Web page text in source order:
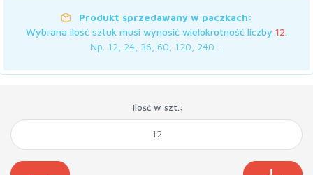
Produkt sprzedawany w paczkach:
Wybrana ilość sztuk musi wynosić wielokrotność liczby 12.
Np. 12, 24, 36, 60, 120, 240 ...
Ilość w szt.: